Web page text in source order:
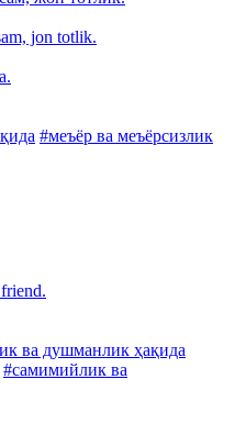
jon totlik.
#меъёр ва меъёрсизлик
ва душманлик ҳақида
#самимийлик ва